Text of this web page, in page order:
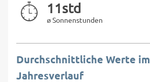
11std
ø Sonnenstunden
Durchschnittliche Werte im
Jahresverlauf